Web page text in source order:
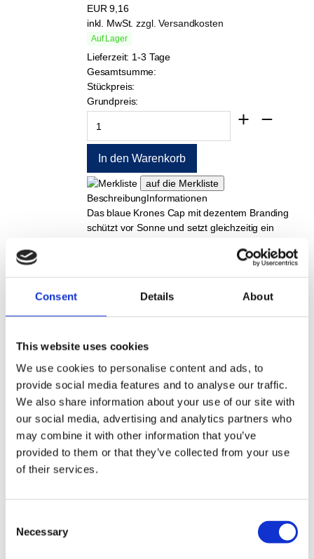
Consent Details About
This website uses cookies
We use cookies to personalise content and ads, to
provide social media features and to analyse our traffic.
We also share information about your use of our site with
our social media, advertising and analytics partners who
may combine it with other information that you’ve
provided to them or that they’ve collected from your use
of their services.
Selection
Necessary
EUR 9,16
inkl. MwSt.zzgl. Versandkosten
Auf Lager
Lieferzeit: 1-3 Tage
Gesamtsumme:
Stückpreis:
Grundpreis:
BeschreibungInformationen
Das blaue Krones Cap mit dezentem Branding
schützt vor Sonne und setzt gleichzeitig ein
EBENFALLS
GEKAUFT